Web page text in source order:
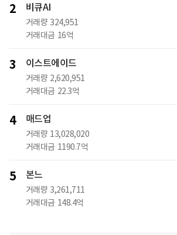
2 비큐AI
거래량 324,951
거래대금 16억
3 이스트에이드
거래량 2,620,951
거래대금 22.3억
4 매드업
거래량 13,028,020
거래대금 1190.7억
5 본느
거래량 3,261,711
거래대금 148.4억